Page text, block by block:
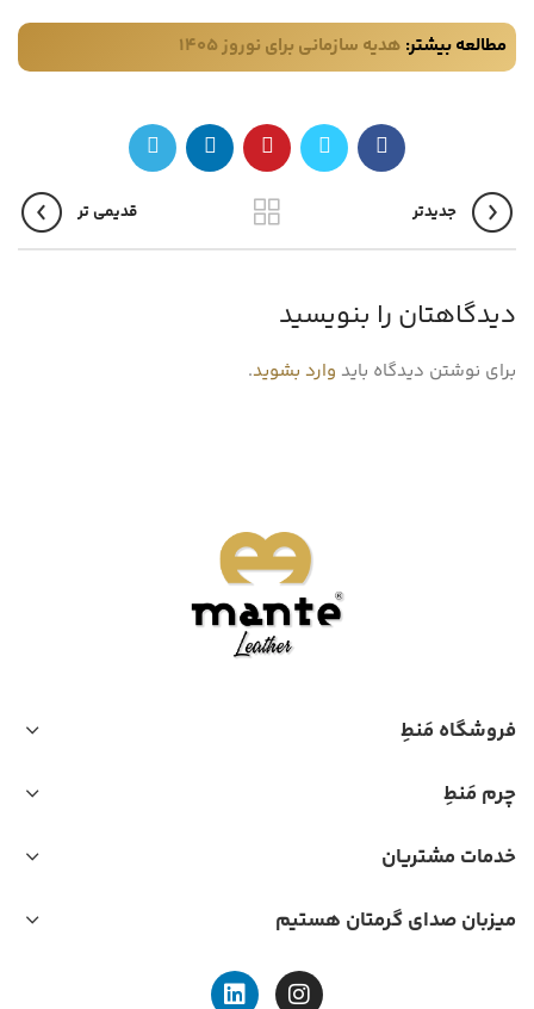
مطالعه بیشتر: هدیه سازمانی برای نوروز ۱۴۰۵
جدیدتر قدیمی تر
دیدگاهتان را بنویسید
برای نوشتن دیدگاه باید وارد بشوید.
فروشگاه مَنطِ
چرم مَنطِ
خدمات مشتریان
میزبان صدای گرمتان هستیم